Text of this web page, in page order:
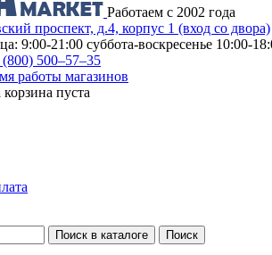
Работаем с 2002 года
проспект, д.4, корпус 1 (вход со двора)
9:00-21:00 суббота-воскресенье 10:00-
(800) 500–57–35
работы магазинов
пуста